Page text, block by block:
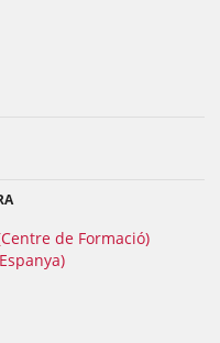
de Formació)